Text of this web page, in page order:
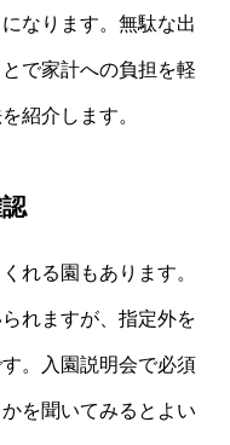
なります。無駄な出
で家計への負担を軽
紹介します。
れる園もあります。
れますが、指定外を
。入園説明会で必須
を聞いてみるとよい